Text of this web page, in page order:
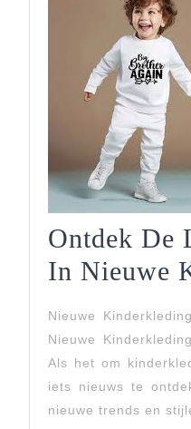
Ontdek De
In Nieuwe
Nieuwe
Nieuwe
Als het om
iets nieuws te
nieuwe trends en